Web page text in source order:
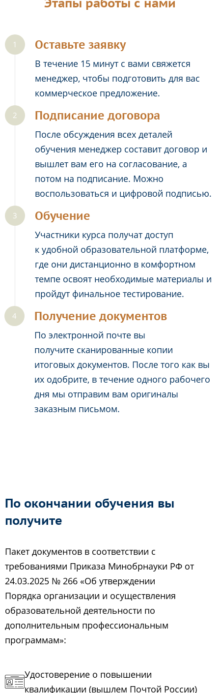
Оставьте заявку
В течение 15 минут с вами свяжется
менеджер, чтобы подготовить для вас
коммерческое предложение.
Подписание договора
После обсуждения всех деталей
обучения менеджер составит договор и
вышлет вам его на согласование, а
потом на подписание. Можно
воспользоваться и цифровой подписью.
Обучение
Участники курса получат доступ
к удобной образовательной платформе,
где они дистанционно в комфортном
темпе освоят необходимые материалы и
пройдут финальное тестирование.
Получение документов
По электронной почте вы
получите сканированные копии
итоговых документов. После того как вы
их одобрите, в течение одного рабочего
дня мы отправим вам оригиналы
заказным письмом.
По окончании обучения вы
получите
Пакет документов в соответствии с
требованиями Приказа Минобрнауки РФ от
24.03.2025 № 266 «Об утверждении
Порядка организации и осуществления
образовательной деятельности по
дополнительным профессиональным
программам»:
Удостоверение о повышении
квалификации (вышлем Почтой России)